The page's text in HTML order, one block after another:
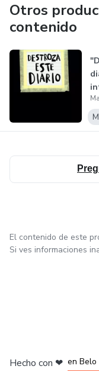
comienza aquí!
Otros
contenido
El contenido de este
Si ves informaciones
Hecho con ❤ en Belo